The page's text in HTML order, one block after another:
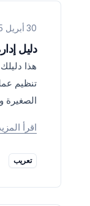
30 أبريل 2025
دليل
هذا
تنظيم
الصغيرة
اقرأ
تعريب